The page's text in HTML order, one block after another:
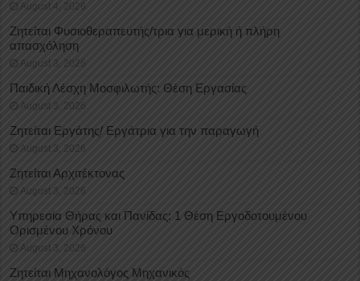
August 4, 2026
Ζητείται Φυσιοθεραπευτής/τρια για μερική ή πλήρη
απασχόληση
August 3, 2026
Παιδική Λέσχη Μοσφιλωτής: Θέση Εργασίας
August 3, 2026
Ζητείται Εργάτης/ Εργάτρια για την παραγωγή
August 3, 2026
Ζητείται Αρχιτέκτονας
August 3, 2026
Υπηρεσία Θήρας και Πανίδας: 1 Θέση Eργοδοτουμένου
Oρισμένου Xρόνου
August 3, 2026
Ζητείται Μηχανολόγος Μηχανικός